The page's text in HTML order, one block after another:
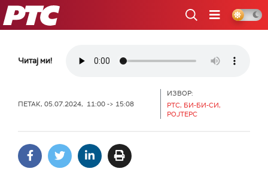
РТС
Читај ми!
ПЕТАК, 05.07.2024, 11:00 -> 15:08
ИЗВОР:
РТС, БИ-БИ-СИ,
РОЈТЕРС